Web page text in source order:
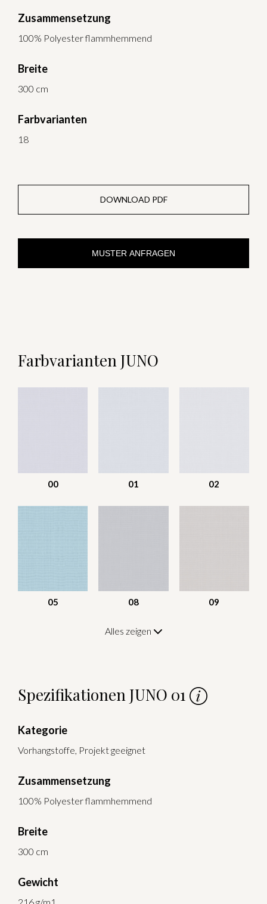
Zusammensetzung
100% Polyester flammhemmend
Breite
300 cm
Farbvarianten
18
DOWNLOAD PDF
MUSTER ANFRAGEN
Farbvarianten JUNO
00 01 02
05 08 09
Alles zeigen
Spezifikationen JUNO 01
Kategorie
Vorhangstoffe, Projekt geeignet
Zusammensetzung
100% Polyester flammhemmend
Breite
300 cm
Gewicht